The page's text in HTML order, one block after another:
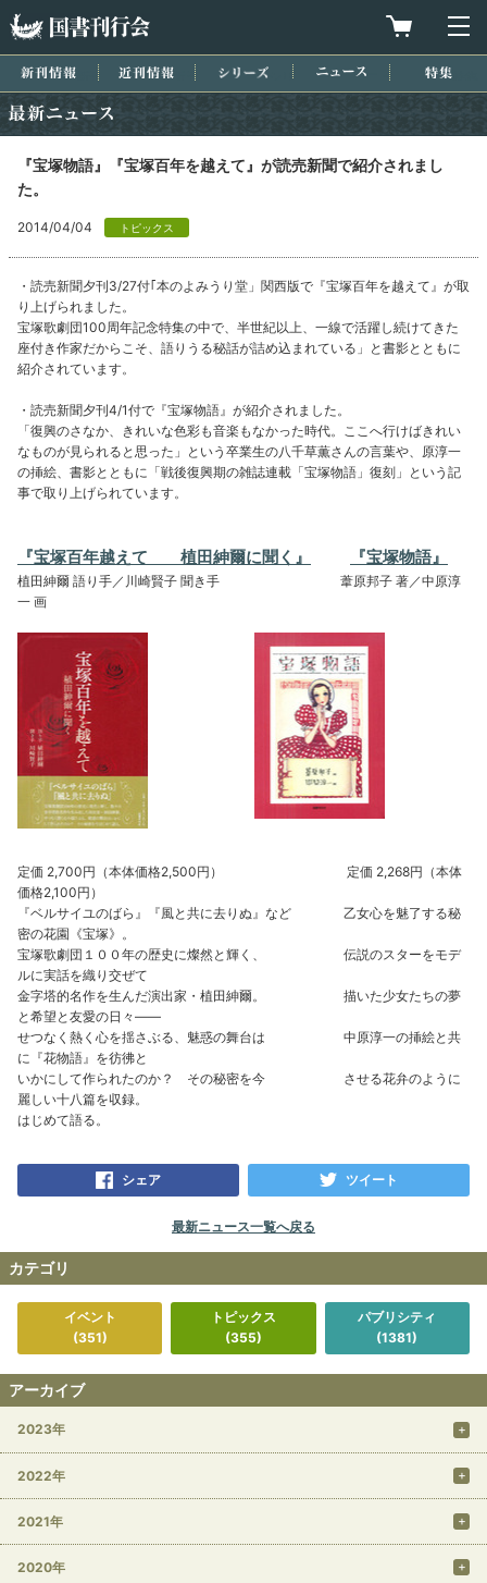
買物カゴを
新刊情報 近刊情報 シリーズ ニュース
『宝塚物語』『宝塚百年を越えて』が読売新聞で紹介されまし
た。
2014/04/04 トピックス
・読売新聞夕刊3/27付｢本のよみうり堂」関西版で『宝塚百年を越えて』が取
り上げられました。
宝塚歌劇団100周年記念特集の中で、半世紀以上、一線で活躍し続けてきた
座付き作家だからこそ、語りうる秘話が詰め込まれている」と書影とともに
紹介されています。
・読売新聞夕刊4/1付で『宝塚物語』が紹介されました。
「復興のさなか、きれいな色彩も音楽もなかった時代。ここへ行けばきれい
なものが見られると思った」という卒業生の八千草薫さんの言葉や、原淳一
の挿絵、書影とともに「戦後復興期の雑誌連載「宝塚物語」復刻」という記
事で取り上げられています。
『宝塚百年越えて 植田紳爾に聞く』 『宝塚物語』
植田紳爾 語り手／川崎賢子 聞き手 葦原邦子 著／中原淳
一 画
定価 2,700円（本体価格2,500円） 定価 2,268円（本体
価格2,100円）
『ベルサイユのばら』『風と共に去りぬ』など 乙女心を魅了する秘
密の花園《宝塚》。
宝塚歌劇団１００年の歴史に燦然と輝く、 伝説のスターをモデ
ルに実話を織り交ぜて
金字塔的名作を生んだ演出家・植田紳爾。 描いた少女たちの夢
と希望と友愛の日々――
せつなく熱く心を揺さぶる、魅惑の舞台は 中原淳一の挿絵と共
に『花物語』を彷彿と
いかにして作られたのか？ その秘密を今 させる花弁のように
麗しい十八篇を収録。
はじめて語る。
シェア ツイート
最新ニュース一覧へ戻る
カテゴリ
イベント
(351)
トピックス
(355)
パブリシティ
(1381)
アーカイブ
2023年
2022年
2021年
2020年